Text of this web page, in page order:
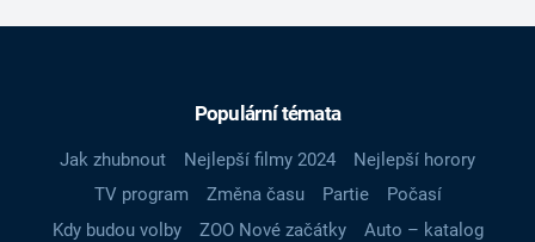
Populární témata
Jak zhubnout Nejlepší filmy 2024
Nejlepší horory
TV program
Změna času Partie
Počasí
Kdy budou volby
ZOO Nové začátky
Auto – katalog